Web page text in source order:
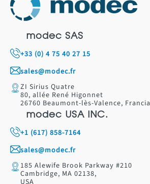
modec SAS
+33 (0) 4 75 40 27 15
sales@modec.fr
ZI Sirius Quatre
80, allée René Higonnet
26760 Beaumont-lès-Valence, Francia
modec USA INC.
+1 (617) 858-7164
sales@modec.fr
185 Alewife Brook Parkway #210
Cambridge, MA 02138,
USA